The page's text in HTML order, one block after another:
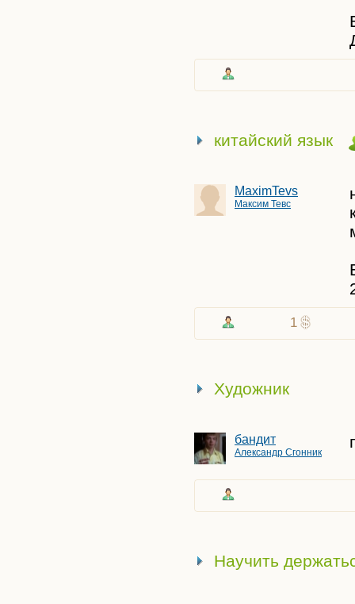
китайский язык
MaximTevs
Максим Тевс
1
Художник
бандит
Александр Сгонник
Научить